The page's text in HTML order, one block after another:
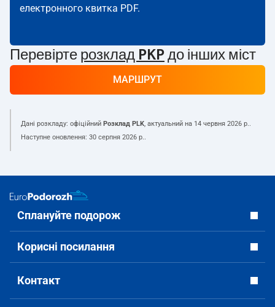
електронного квитка PDF.
Перевірте розклад PKP до інших міст
МАРШРУТ
Дані розкладу: офіційний Розклад PLK, актуальний на 14 червня 2026 р..
Наступне оновлення: 30 серпня 2026 р..
Сплануйте подорож
Корисні посилання
Контакт